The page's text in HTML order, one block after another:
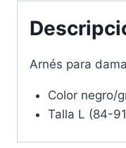
Arnés para
Color negro/
Talla L (84-